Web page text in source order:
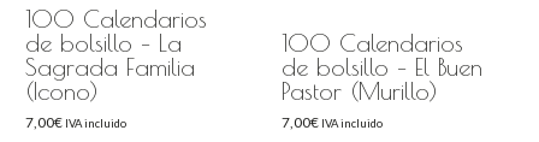
100 Calendarios
de bolsillo – La
Sagrada Familia
(Icono)
7,00€ IVA incluido
100 Calendarios
de bolsillo – El Buen
Pastor (Murillo)
7,00€ IVA incluido